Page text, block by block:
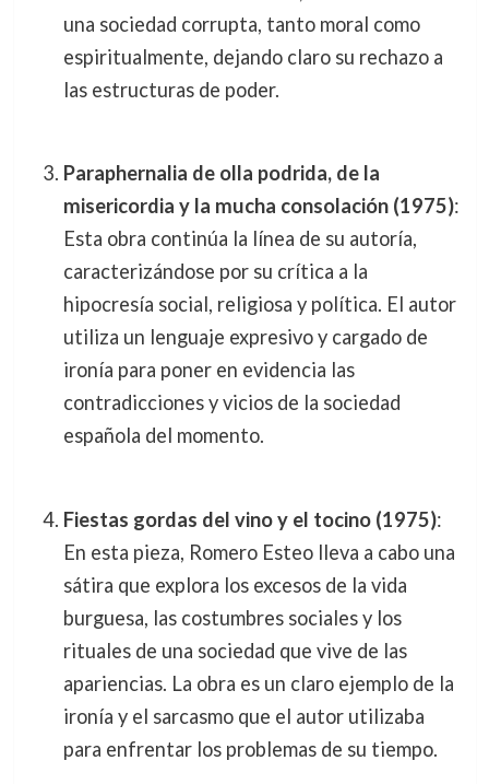
una sociedad corrupta, tanto moral como
espiritualmente, dejando claro su rechazo a
las estructuras de poder.
Paraphernalia de olla podrida, de la
misericordia y la mucha consolación (1975):
Esta obra continúa la línea de su autoría,
caracterizándose por su crítica a la
hipocresía social, religiosa y política. El autor
utiliza un lenguaje expresivo y cargado de
ironía para poner en evidencia las
contradicciones y vicios de la sociedad
española del momento.
Fiestas gordas del vino y el tocino (1975):
En esta pieza, Romero Esteo lleva a cabo una
sátira que explora los excesos de la vida
burguesa, las costumbres sociales y los
rituales de una sociedad que vive de las
apariencias. La obra es un claro ejemplo de la
ironía y el sarcasmo que el autor utilizaba
para enfrentar los problemas de su tiempo.